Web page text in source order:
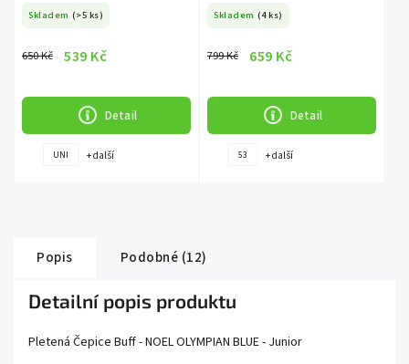
Skladem (>5 ks)
650 Kč 539 Kč
Detail
UNI + další
Skladem (4 ks)
799 Kč 659 Kč
Detail
53 + další
Popis Podobné (12)
Detailní popis produktu
Pletená Čepice Buff - NOEL OLYMPIAN BLUE - Junior